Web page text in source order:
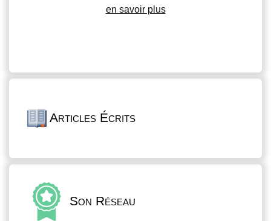
en savoir plus
Articles Écrits
Son Réseau